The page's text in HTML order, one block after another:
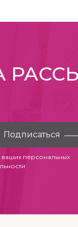
персональных